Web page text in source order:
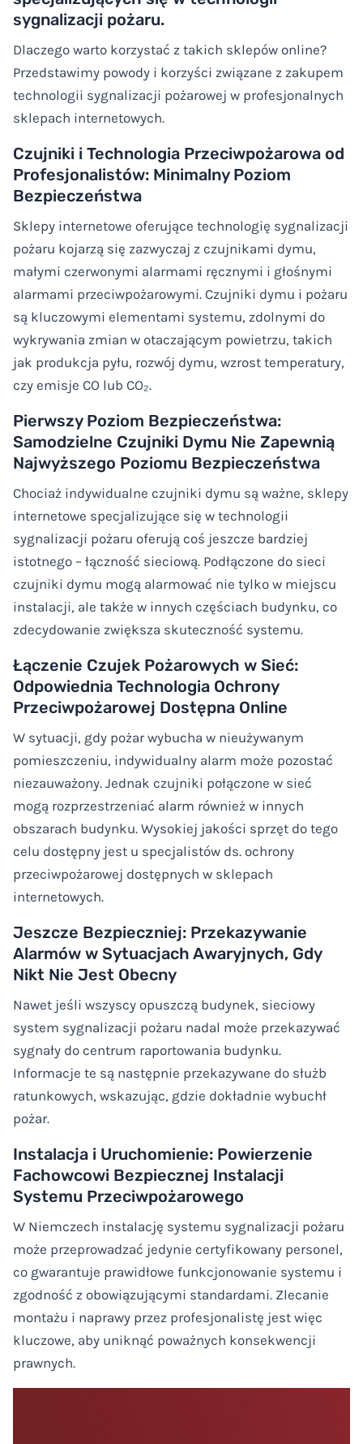
sygnalizacji pożaru.
Dlaczego warto korzystać z takich sklepów online?
Przedstawimy powody i korzyści związane z zakupem
technologii sygnalizacji pożarowej w profesjonalnych
sklepach internetowych.
Czujniki i Technologia Przeciwpożarowa od
Profesjonalistów: Minimalny Poziom
Bezpieczeństwa
Sklepy internetowe oferujące technologię sygnalizacji
pożaru kojarzą się zazwyczaj z czujnikami dymu,
małymi czerwonymi alarmami ręcznymi i głośnymi
alarmami przeciwpożarowymi. Czujniki dymu i pożaru
są kluczowymi elementami systemu, zdolnymi do
wykrywania zmian w otaczającym powietrzu, takich
jak produkcja pyłu, rozwój dymu, wzrost temperatury,
czy emisje CO lub CO₂.
Pierwszy Poziom Bezpieczeństwa:
Samodzielne Czujniki Dymu Nie Zapewnią
Najwyższego Poziomu Bezpieczeństwa
Chociaż indywidualne czujniki dymu są ważne, sklepy
internetowe specjalizujące się w technologii
sygnalizacji pożaru oferują coś jeszcze bardziej
istotnego – łączność sieciową. Podłączone do sieci
czujniki dymu mogą alarmować nie tylko w miejscu
instalacji, ale także w innych częściach budynku, co
zdecydowanie zwiększa skuteczność systemu.
Łączenie Czujek Pożarowych w Sieć:
Odpowiednia Technologia Ochrony
Przeciwpożarowej Dostępna Online
W sytuacji, gdy pożar wybucha w nieużywanym
pomieszczeniu, indywidualny alarm może pozostać
niezauważony. Jednak czujniki połączone w sieć
mogą rozprzestrzeniać alarm również w innych
obszarach budynku. Wysokiej jakości sprzęt do tego
celu dostępny jest u specjalistów ds. ochrony
przeciwpożarowej dostępnych w sklepach
internetowych.
Jeszcze Bezpieczniej: Przekazywanie
Alarmów w Sytuacjach Awaryjnych, Gdy
Nikt Nie Jest Obecny
Nawet jeśli wszyscy opuszczą budynek, sieciowy
system sygnalizacji pożaru nadal może przekazywać
sygnały do centrum raportowania budynku.
Informacje te są następnie przekazywane do służb
ratunkowych, wskazując, gdzie dokładnie wybuchł
pożar.
Instalacja i Uruchomienie: Powierzenie
Fachowcowi Bezpiecznej Instalacji
Systemu Przeciwpożarowego
W Niemczech instalację systemu sygnalizacji pożaru
może przeprowadzać jedynie certyfikowany personel,
co gwarantuje prawidłowe funkcjonowanie systemu i
zgodność z obowiązującymi standardami. Zlecanie
montażu i naprawy przez profesjonalistę jest więc
kluczowe, aby uniknąć poważnych konsekwencji
prawnych.